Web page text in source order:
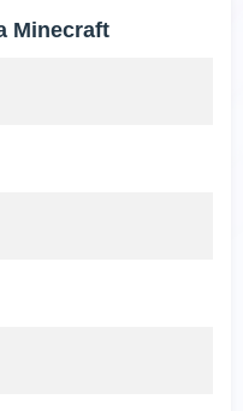
Minecraft